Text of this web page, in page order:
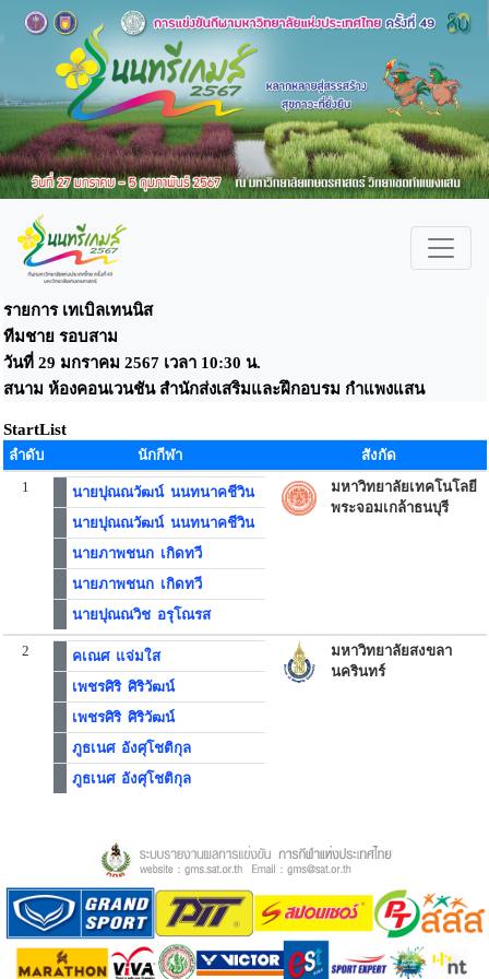
รายการ เทเบิลเทนนิส
ทีมชาย รอบสาม
วันที่ 29 มกราคม 2567 เวลา 10:30 น.
สนาม ห้องคอนเวนชัน สำนักส่งเสริมและฝึกอบรม กำแพงแสน
StartList
ลำดับ นักกีฬา
สังกัด
1
นายปุณณวัฒน์ นนทนาคชีวิน
นายปุณณวัฒน์ นนทนาคชีวิน
นายภาพชนก เกิดทวี
นายภาพชนก เกิดทวี
นายปุณณวิช อรุโณรส
มหาวิทยาลัยเทคโนโลยี
พระจอมเกล้าธนบุรี
2
คเณศ แจ่มใส
เพชรศิริ ศิริวัฒน์
เพชรศิริ ศิริวัฒน์
ภูธเนศ อังศุโชติกุล
ภูธเนศ อังศุโชติกุล
มหาวิทยาลัยสงขลา
นครินทร์